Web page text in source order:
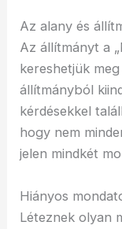
Az alany és
Az állítmányt a
kereshetjük
állítmányból
kérdésekkel
hogy nem
jelen mindkét
Hiányos
Léteznek olyan